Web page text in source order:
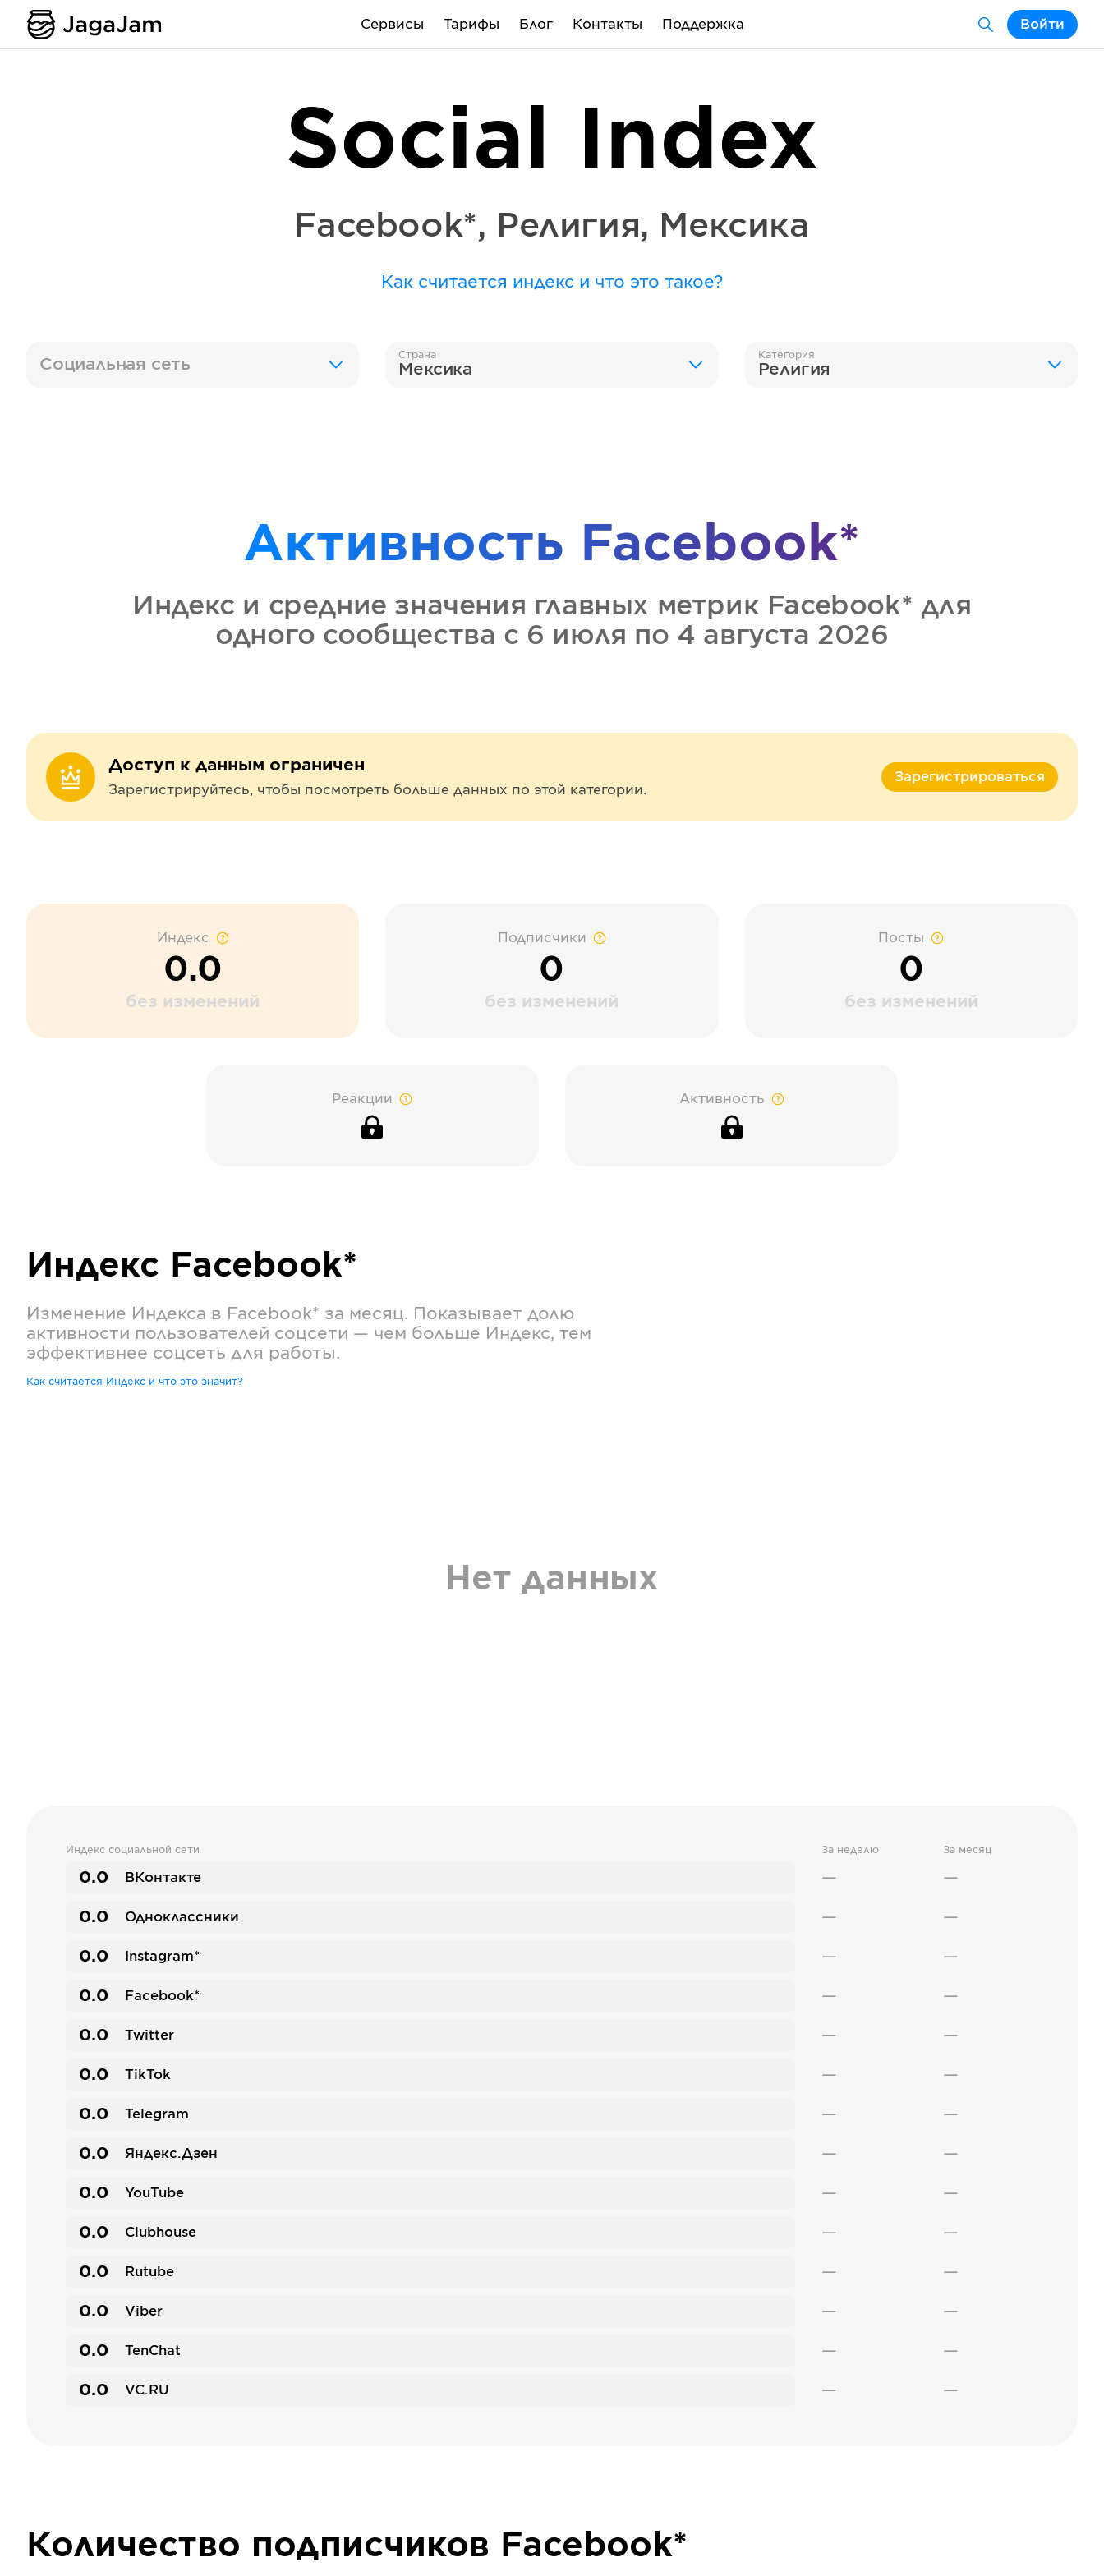
Сервисы Тарифы Блог Контакты Поддержка Войти
Social Index
Facebook*, Религия, Мексика
Как считается индекс и что это такое?
Социальная сеть
Страна
Мексика
Категория
Религия
Активность Facebook*
Индекс и средние значения главных метрик Facebook* для
одного сообщества с 6 июля по 4 августа 2026
Доступ к данным ограничен
Зарегистрируйтесь, чтобы посмотреть больше данных по этой категории.
Зарегистрироваться
Индекс
0.0
без изменений
Подписчики
0
без изменений
Посты
0
без изменений
Реакции Активность
Индекс Facebook*
Изменение Индекса в Facebook* за месяц. Показывает долю
активности пользователей соцсети — чем больше Индекс, тем
эффективнее соцсеть для работы.
Как считается Индекс и что это значит?
Нет данных
Индекс социальной сети За неделю За месяц
0.0 ВКонтакте — —
0.0 Одноклассники — —
0.0 Instagram* — —
0.0 Facebook* — —
0.0 Twitter — —
0.0 TikTok — —
0.0 Telegram — —
0.0 Яндекс.Дзен — —
0.0 YouTube — —
0.0 Clubhouse — —
0.0 Rutube — —
0.0 Viber — —
0.0 TenChat — —
0.0 VC.RU — —
Количество подписчиков Facebook*